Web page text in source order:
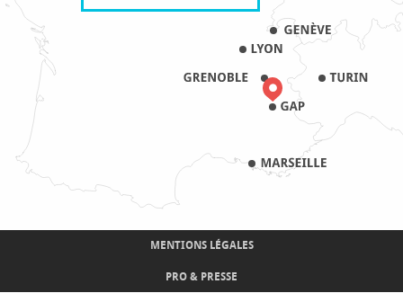
MENTIONS LÉGALES
PRO & PRESSE